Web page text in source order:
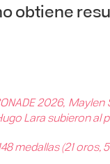
obtiene
2026,
Lara subieron al
medallas (21 oros,